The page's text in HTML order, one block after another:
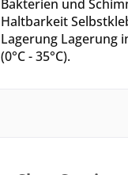
Bakterien und
Haltbarkeit
Lagerung Lagerung
(0°C - 35°C).